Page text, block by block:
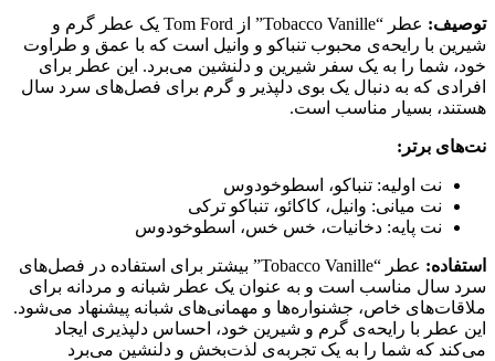
توصیف:
عطر “Tobacco Vanille” از Tom Ford یک عطر گرم و
شیرین با رایحه‌ی محبوب تنباکو و وانیل است که با عمق و طراوت
خود، شما را به یک سفر شیرین و دلنشین می‌برد. این عطر برای
افرادی که به دنبال یک بوی دلپذیر و گرم برای فصل‌های سرد سال
هستند، بسیار مناسب است.
نت‌های برتر:
نت اولیه: تنباکو، اسطوخودوس
نت میانی: وانیل، کاکائو، تنباکو ترکی
نت پایه: دخانیات، خس خس، اسطوخودوس
استفاده:
عطر “Tobacco Vanille” بیشتر برای استفاده در فصل‌های
سرد سال مناسب است و به عنوان یک عطر شبانه و مردانه برای
ملاقات‌های خاص، جشنواره‌ها و مهمانی‌های شبانه پیشنهاد می‌شود.
این عطر با رایحه‌ی گرم و شیرین خود، احساس دلپذیری ایجاد
می‌کند که شما را به یک تجربه‌ی لذت‌بخش و دلنشین می‌برد